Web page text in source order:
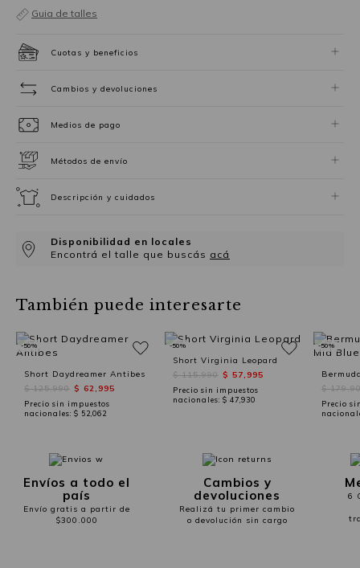
Guia de talles
Cuotas y beneficios
Cambios y devoluciones
Medios de pago
Métodos de envío
Descripción y cuidados
Disponibilidad en locales
Encontrá el talle que buscás acá
También puede interesarte
Short Daydreamer Antibes
$ 125,990 $ 62,995
Precio sin impuestos
nacionales: $ 52,062
-50%
Short Virginia Leopard
$ 115,990 $ 57,995
Precio sin impuestos
nacionales: $ 47,930
-50%
$
Precio
-50%
Envíos a todo el
país
Envío gratis a partir de
$300.000
Cambios y
devoluciones
Realizá tu primer cambio
o devolución sin cargo
6